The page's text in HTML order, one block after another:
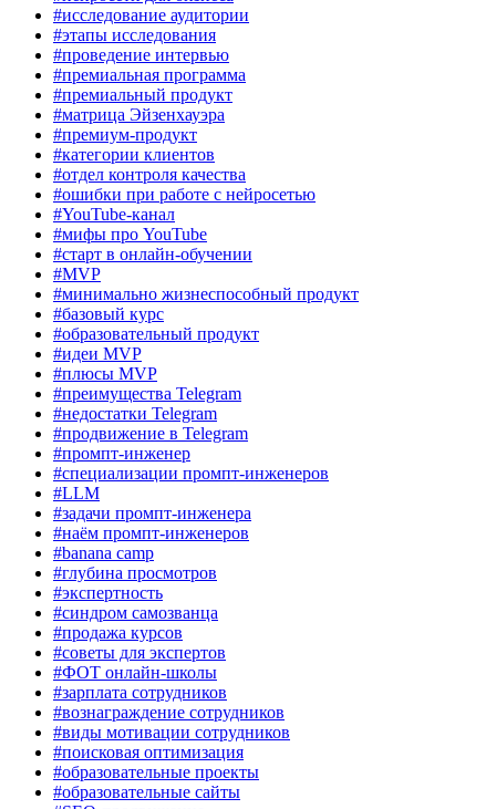
#исследование аудитории
#этапы исследования
#проведение интервью
#премиальная программа
#премиальный продукт
#матрица Эйзенхауэра
#премиум-продукт
#категории клиентов
#отдел контроля качества
#ошибки при работе с нейросетью
#YouTube-канал
#мифы про YouTube
#старт в онлайн-обучении
#MVP
#минимально жизнеспособный продукт
#базовый курс
#образовательный продукт
#идеи MVP
#плюсы MVP
#преимущества Telegram
#недостатки Telegram
#продвижение в Telegram
#промпт-инженер
#специализации промпт-инженеров
#LLM
#задачи промпт-инженера
#наём промпт-инженеров
#banana camp
#глубина просмотров
#экспертность
#синдром самозванца
#продажа курсов
#советы для экспертов
#ФОТ онлайн-школы
#зарплата сотрудников
#вознаграждение сотрудников
#виды мотивации сотрудников
#поисковая оптимизация
#образовательные проекты
#образовательные сайты